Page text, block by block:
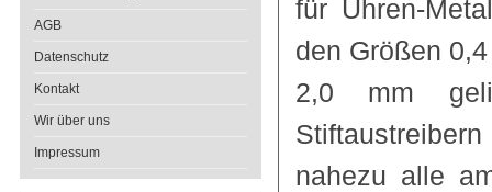
für Uhren-
den Größen
2,0 mm
nahezu alle
AGB
Datenschutz
Kontakt
Wir über uns
Impressum